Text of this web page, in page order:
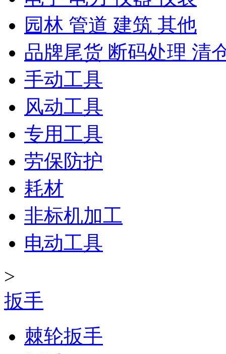
园林 管道 建筑 其他
品牌尾货 断码处理 清
手动工具
风动工具
专用工具
劳保防护
耗材
非标机加工
电动工具
>
扳手
棘轮扳手